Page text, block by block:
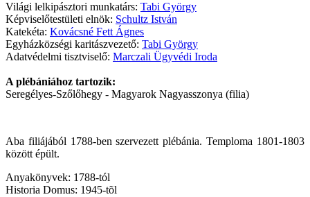
Világi lelkipásztori munkatárs: Tabi György
Képviselőtestületi elnök: Schultz István
Katekéta: Kovácsné Fett Ágnes
Egyházközségi karitászvezető: Tabi György
Adatvédelmi tisztviselő: Marczali Ügyvédi Iroda
A plébániához tartozik:
Seregélyes-Szőlőhegy - Magyarok Nagyasszonya (filia)
Aba filiájából 1788-ben szervezett plébánia. Temploma 1801-1803
között épült.
Anyakönyvek: 1788-tól
Historia Domus: 1945-tõl